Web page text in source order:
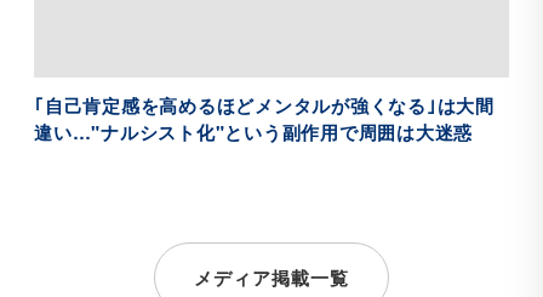
｢自己肯定感を高めるほどメンタルが強くなる｣は大間
違い…"ナルシスト化"という副作用で周囲は大迷惑
メディア掲載一覧